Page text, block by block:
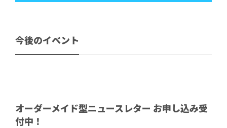
今後のイベント
オーダーメイド型ニュースレター お申し込み受
付中！